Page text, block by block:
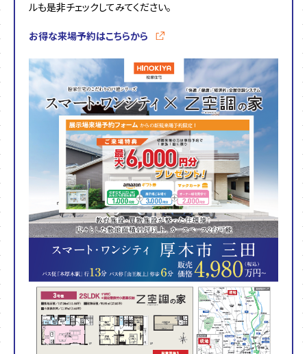
ルも是非チェックしてみてください。
お得な来場予約はこちらから